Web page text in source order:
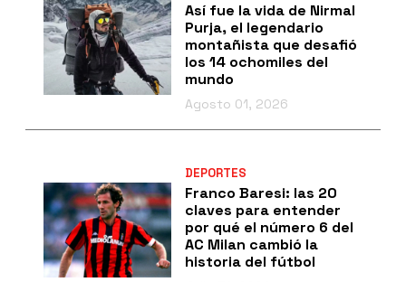
Así fue la vida de Nirmal
Purja, el legendario
montañista que desafió
los 14 ochomiles del
mundo
Agosto 01, 2026
DEPORTES
Franco Baresi: las 20
claves para entender
por qué el número 6 del
AC Milan cambió la
historia del fútbol